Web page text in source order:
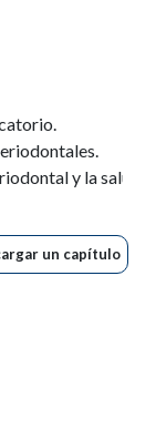
un capítulo
y la salud
de tratamiento.